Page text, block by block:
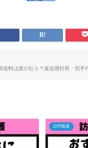
送料は誰が払う？返信用封筒・切手
訪問看護